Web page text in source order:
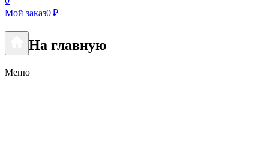
Мой заказ0 ₽
На главную
Меню